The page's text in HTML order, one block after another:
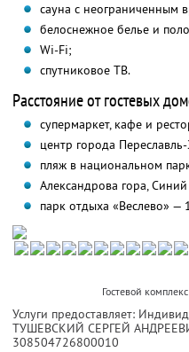
сауна с неограниченным
белоснежное белье и
Wi-Fi;
спутниковое ТВ.
Расстояние от гостевых
супермаркет, кафе и
центр города
пляж в национальном
Александрова гора,
парк отдыха «Веслево» —
Гостевой
Услуги предоставляет:
ТУШЕВСКИЙ СЕРГЕЙ
308504726800010